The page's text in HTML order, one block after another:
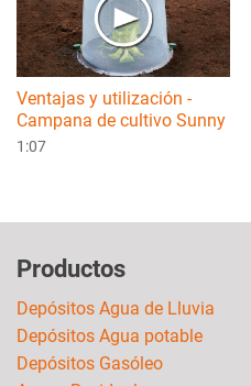
Ventajas y utilización -
Campana de cultivo Sunny
1:07
Productos
Depósitos Agua de Lluvia
Depósitos Agua potable
Depósitos Gasóleo